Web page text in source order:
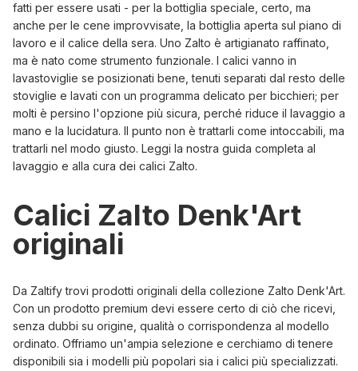
fatti per essere usati - per la bottiglia speciale, certo, ma
anche per le cene improvvisate, la bottiglia aperta sul piano di
lavoro e il calice della sera. Uno Zalto è artigianato raffinato,
ma è nato come strumento funzionale. I calici vanno in
lavastoviglie se posizionati bene, tenuti separati dal resto delle
stoviglie e lavati con un programma delicato per bicchieri; per
molti è persino l'opzione più sicura, perché riduce il lavaggio a
mano e la lucidatura. Il punto non è trattarli come intoccabili, ma
trattarli nel modo giusto. Leggi la nostra guida completa al
lavaggio e alla cura dei calici Zalto.
Calici Zalto Denk'Art
originali
Da Zaltify trovi prodotti originali della collezione Zalto Denk'Art.
Con un prodotto premium devi essere certo di ciò che ricevi,
senza dubbi su origine, qualità o corrispondenza al modello
ordinato. Offriamo un'ampia selezione e cerchiamo di tenere
disponibili sia i modelli più popolari sia i calici più specializzati.